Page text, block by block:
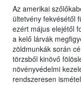
Az amerikai
ültetvény fekvésétől
ezért május elejétől
a kelő lárvák
zöldmunkák során
törzsből kinövő
növényvédelmi
rendszeresen